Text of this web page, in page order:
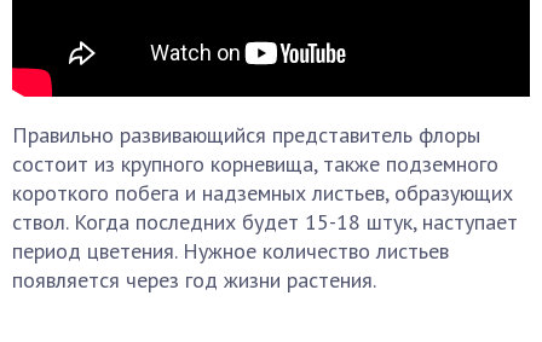
Правильно развивающийся представитель флоры
состоит из крупного корневища, также подземного
короткого побега и надземных листьев, образующих
ствол. Когда последних будет 15-18 штук, наступает
период цветения. Нужное количество листьев
появляется через год жизни растения.